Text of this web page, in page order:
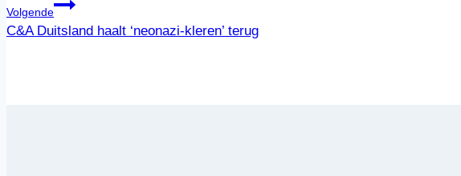
Volgende
C&A Duitsland haalt ‘neonazi-kleren’ terug